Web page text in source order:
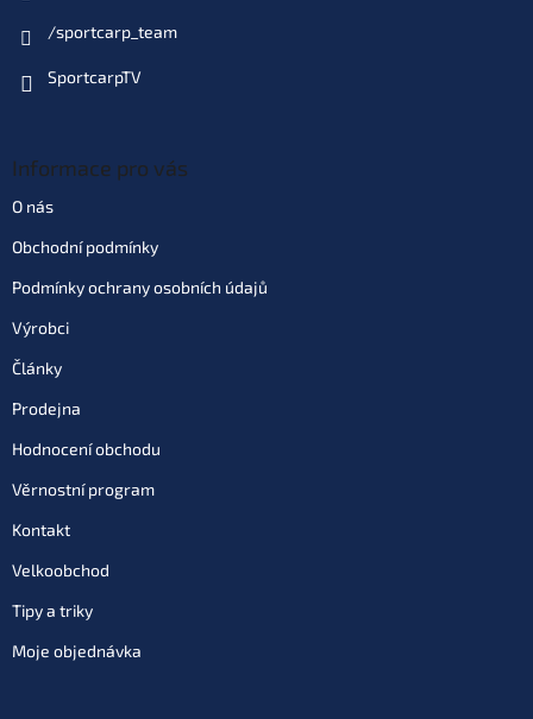
/sportcarp_team
SportcarpTV
Informace pro vás
O nás
Obchodní podmínky
Podmínky ochrany osobních údajů
Výrobci
Články
Prodejna
Hodnocení obchodu
Věrnostní program
Kontakt
Velkoobchod
Tipy a triky
Moje objednávka